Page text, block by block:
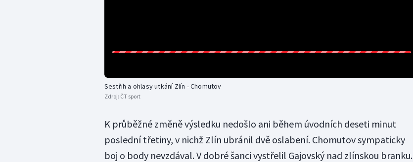
Sestřih a ohlasy utkání Zlín - Chomutov
Zdroj: ČT sport
K průběžné změně výsledku nedošlo ani během úvodních deseti minut
poslední třetiny, v nichž Zlín ubránil dvě oslabení. Chomutov sympaticky
boj o body nevzdával. V dobré šanci vystřelil Gajovský nad zlínskou branku.